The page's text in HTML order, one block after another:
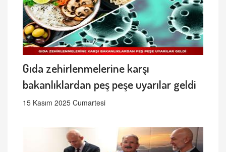
Gıda zehirlenmelerine karşı
bakanlıklardan peş peşe uyarılar geldi
15 Kasım 2025 Cumartesi